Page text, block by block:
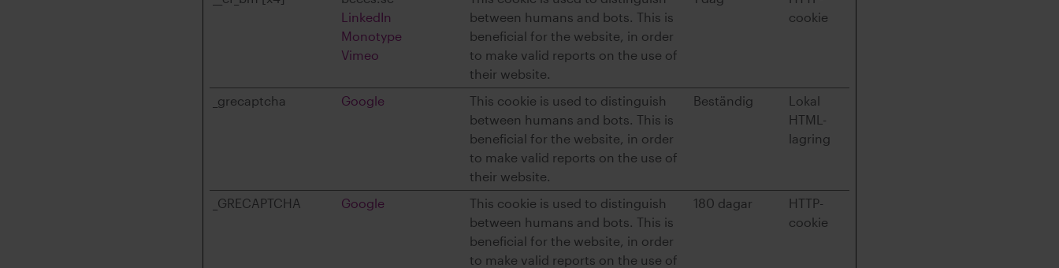
LinkedIn
Monotype
Vimeo
between humans and bots. This is
beneficial for the website, in order
to make valid reports on the use of
their website.
cookie
_grecaptcha Google
This cookie is used to distinguish
between humans and bots. This is
beneficial for the website, in order
to make valid reports on the use of
their website.
Beständig
Lokal
HTML-
lagring
_GRECAPTCHA Google
This cookie is used to distinguish
between humans and bots. This is
beneficial for the website, in order
to make valid reports on the use of
180 dagar
HTTP-
cookie